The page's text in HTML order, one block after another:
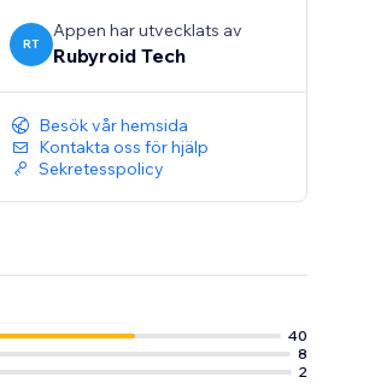
RT
Appen har utvecklats av
Rubyroid Tech
Besök vår hemsida
Kontakta oss för hjälp
Sekretesspolicy
40
8
2